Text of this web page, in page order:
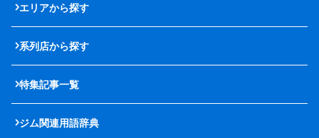
エリアから探す
系列店から探す
特集記事一覧
ジム関連用語辞典